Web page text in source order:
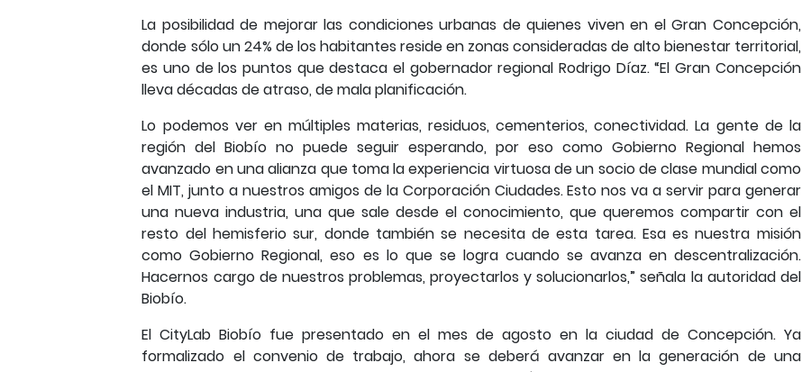
La posibilidad de mejorar las condiciones urbanas de quienes viven en el Gran Concepción,
donde sólo un 24% de los habitantes reside en zonas consideradas de alto bienestar territorial,
es uno de los puntos que destaca el gobernador regional Rodrigo Díaz. “El Gran Concepción
lleva décadas de atraso, de mala planificación.
Lo podemos ver en múltiples materias, residuos, cementerios, conectividad. La gente de la
región del Biobío no puede seguir esperando, por eso como Gobierno Regional hemos
avanzado en una alianza que toma la experiencia virtuosa de un socio de clase mundial como
el MIT, junto a nuestros amigos de la Corporación Ciudades. Esto nos va a servir para generar
una nueva industria, una que sale desde el conocimiento, que queremos compartir con el
resto del hemisferio sur, donde también se necesita de esta tarea. Esa es nuestra misión
como Gobierno Regional, eso es lo que se logra cuando se avanza en descentralización.
Hacernos cargo de nuestros problemas, proyectarlos y solucionarlos,” señala la autoridad del
Biobío.
El CityLab Biobío fue presentado en el mes de agosto en la ciudad de Concepción. Ya
formalizado el convenio de trabajo, ahora se deberá avanzar en la generación de una